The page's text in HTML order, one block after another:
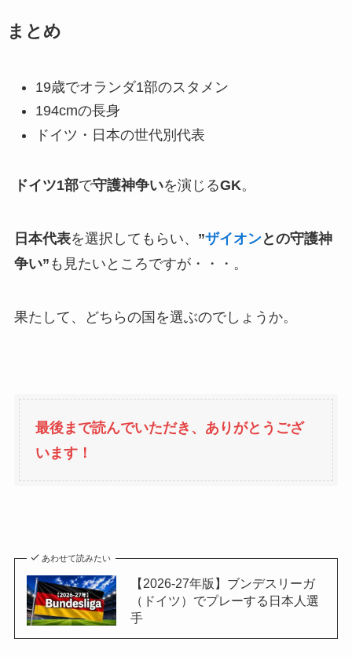
まとめ
19歳でオランダ1部のスタメン
194cmの長身
ドイツ・日本の世代別代表
ドイツ1部で守護神争いを演じるGK。
日本代表を選択してもらい、 ”ザイオンとの守護神
争い” も見たいところですが・・・。
果たして、どちらの国を選ぶのでしょうか。
最後まで読んでいただき、ありがとうござ
います！
あわせて読みたい
【2026-27年版】ブンデスリーガ
（ドイツ）でプレーする日本人選
手